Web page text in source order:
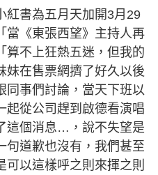
紅書為五月天加開3月29
當《東張西望》主持人再
算不上狂熱五迷，但我的
妹在售票網擠了好久以後
同事們討論，當天下班以
起從公司趕到啟德看演唱
這個消息…，說不失望是
句道歉也沒有，我們甚至
以這樣呼之則來揮之則